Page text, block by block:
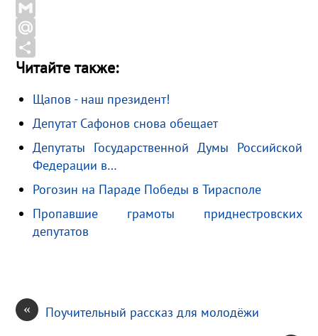
b
o
o
k
l
e
g
r
m
d
n
o
k
a
s
s
i
X
G
m
a
M
a
R
О
п
р
а
и
Читайте также:
Щапов - наш президент!
Депутат Сафонов снова обещает
Депутаты Государственной Думы Российской
Федерации в…
Рогозин на Параде Победы в Тирасполе
Пропавшие грамоты приднестровских
депутатов
« Поучительный рассказ для молодёжи